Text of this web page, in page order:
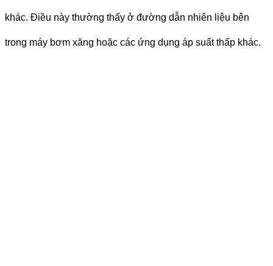
khác. Điều này thường thấy ở đường dẫn nhiên liệu bên
trong máy bơm xăng hoặc các ứng dụng áp suất thấp khác.